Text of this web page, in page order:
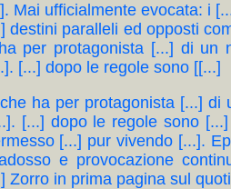
Mai ufficialmente evocata: i
destini paralleli ed opposti
per protagonista [...] di un
[...] dopo le regole sono [[...]
ha per protagonista [...]
[...] dopo le regole sono
[...] pur vivendo [...].
e provocazione
Zorro in prima pagina sul